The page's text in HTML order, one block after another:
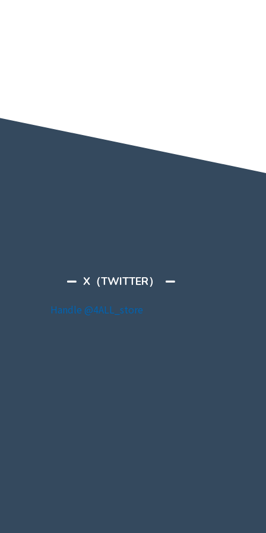
X（TWITTER）
Handle @4ALL_store